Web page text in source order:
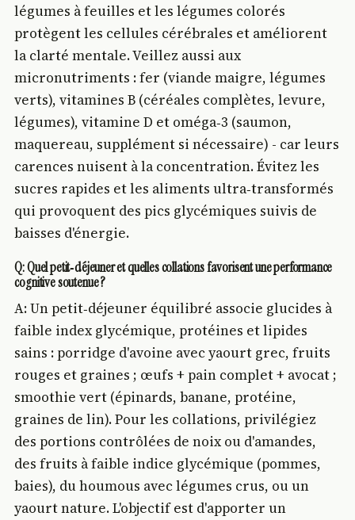
légumes à feuilles et les légumes colorés
protègent les cellules cérébrales et améliorent
la clarté mentale. Veillez aussi aux
micronutriments : fer (viande maigre, légumes
verts), vitamines B (céréales complètes, levure,
légumes), vitamine D et oméga‑3 (saumon,
maquereau, supplément si nécessaire) - car leurs
carences nuisent à la concentration. Évitez les
sucres rapides et les aliments ultra‑transformés
qui provoquent des pics glycémiques suivis de
baisses d'énergie.
Q: Quel petit‑déjeuner et quelles collations favorisent une performance
cognitive soutenue ?
A: Un petit‑déjeuner équilibré associe glucides à
faible index glycémique, protéines et lipides
sains : porridge d'avoine avec yaourt grec, fruits
rouges et graines ; œufs + pain complet + avocat ;
smoothie vert (épinards, banane, protéine,
graines de lin). Pour les collations, privilégiez
des portions contrôlées de noix ou d'amandes,
des fruits à faible indice glycémique (pommes,
baies), du houmous avec légumes crus, ou un
yaourt nature. L'objectif est d'apporter un